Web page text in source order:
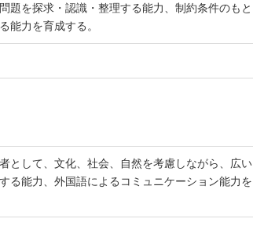
題を探求・認識・整理する能力、制約条件のもと
能力を育成する。
として、文化、社会、自然を考慮しながら、広い
る能力、外国語によるコミュニケーション能力を